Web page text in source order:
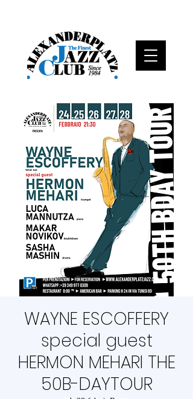
WAYNE ESCOFFERY
special guest
HERMON MEHARI THE
50B-DAYTOUR